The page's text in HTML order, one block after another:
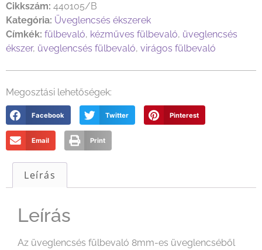
Cikkszám: 440105/B
Kategória: Üveglencsés ékszerek
Címkék: fülbevaló, kézműves fülbevaló, üveglencsés
ékszer, üveglencsés fülbevaló, virágos fülbevaló
Megosztási lehetőségek:
Facebook Twitter Pinterest
Email Print
Leírás
Leírás
Az üveglencsés fülbevaló 8mm-es üveglencséből